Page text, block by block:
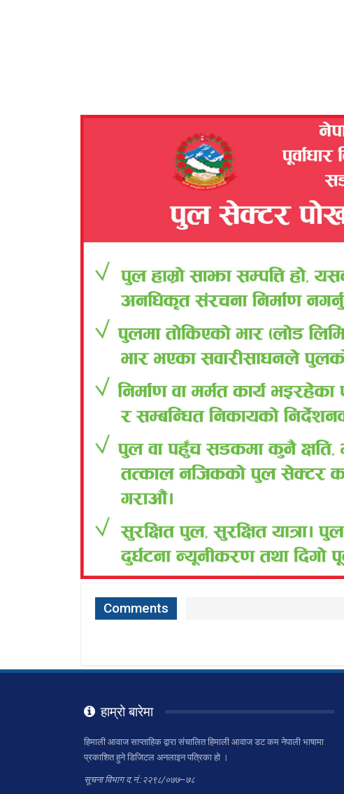
Comments
हाम्रो बारेमा
हिमाली आवाज साप्ताहिक द्वारा संचालित हिमाली आवाज डट कम नेपाली भाषामा
प्रकाशित हुने डिजिटल अनलाइन पत्रिका हो ।
सूचना विभाग द.नं.:२२९८/०७७–७८